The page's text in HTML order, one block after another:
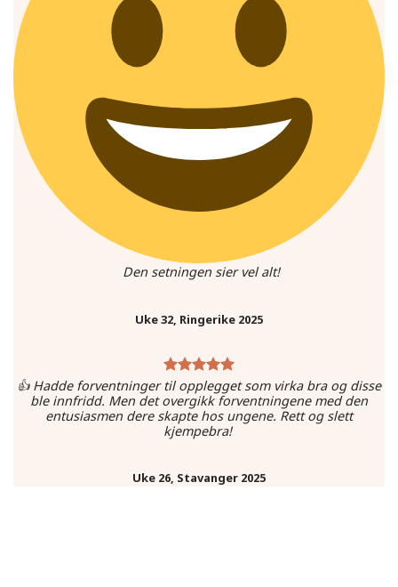
Den setningen sier vel alt!
Uke 32, Ringerike 2025
👍 Hadde forventninger til opplegget som virka bra og disse
ble innfridd. Men det overgikk forventningene med den
entusiasmen dere skapte hos ungene. Rett og slett
kjempebra!
Uke 26, Stavanger 2025